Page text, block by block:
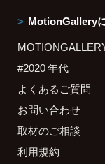
MotionGallery
#2020 年代
よくあるご質問
お問い合わせ
取材のご相談
利用規約